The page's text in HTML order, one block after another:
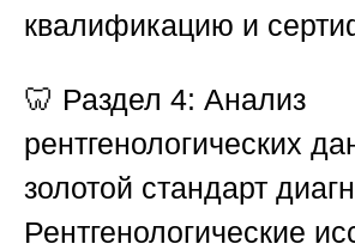
квалификацию и
🦷 Раздел 4: Анализ
рентгенологических
золотой стандарт
Рентгенологические